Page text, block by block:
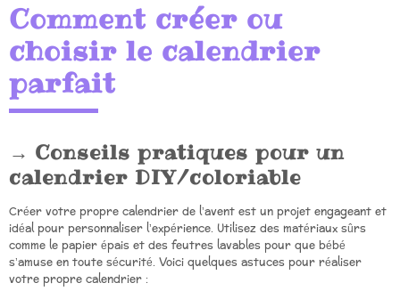
Comment créer ou
choisir le calendrier
parfait
Conseils pratiques pour un
calendrier DIY/coloriable
Créer votre propre calendrier de l’avent est un projet engageant et
idéal pour personnaliser l’expérience. Utilisez des matériaux sûrs
comme le papier épais et des feutres lavables pour que bébé
s’amuse en toute sécurité. Voici quelques astuces pour réaliser
votre propre calendrier :